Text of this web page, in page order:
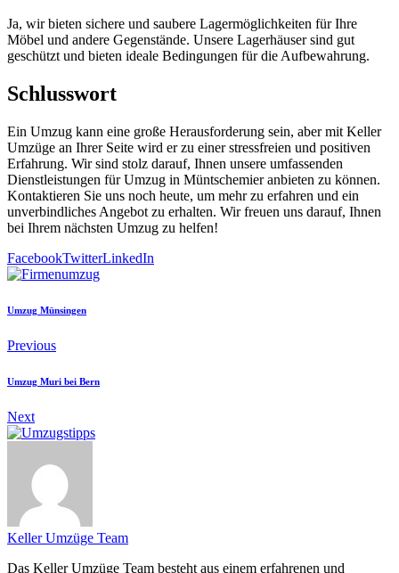
Ja, wir bieten sichere und saubere Lagermöglichkeiten für Ihre
Möbel und andere Gegenstände. Unsere Lagerhäuser sind gut
geschützt und bieten ideale Bedingungen für die Aufbewahrung.
Schlusswort
Ein Umzug kann eine große Herausforderung sein, aber mit Keller
Umzüge an Ihrer Seite wird er zu einer stressfreien und positiven
Erfahrung. Wir sind stolz darauf, Ihnen unsere umfassenden
Dienstleistungen für Umzug in Müntschemier anbieten zu können.
Kontaktieren Sie uns noch heute, um mehr zu erfahren und ein
unverbindliches Angebot zu erhalten. Wir freuen uns darauf, Ihnen
bei Ihrem nächsten Umzug zu helfen!
FacebookTwitterLinkedIn
Umzug Münsingen
Previous
Umzug Muri bei Bern
Next
Keller Umzüge Team
Das Keller Umzüge Team besteht aus einem erfahrenen und